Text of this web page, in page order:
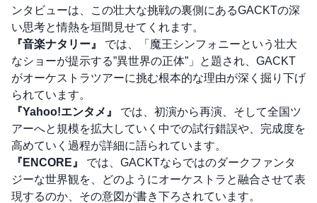
ンタビューは、この壮大な挑戦の裏側にあるGACKTの深
い思考と情熱を垣間見せてくれます。
『音楽ナタリー』
では、「魔王シンフォニーという壮大
なショーが提示する”異世界の正体”」と題され、GACKT
がオーケストラツアーに挑む根本的な理由が深く掘り下げ
られています。
『Yahoo!エンタメ』
では、初演から再演、そして全国ツ
アーへと規模を拡大していく中での試行錯誤や、完成度を
高めていく過程が詳細に語られています。
『ENCORE』
では、GACKTならではのダークファンタ
ジーな世界観を、どのようにオーケストラと融合させて表
現するのか、その意図が書き下ろされています。